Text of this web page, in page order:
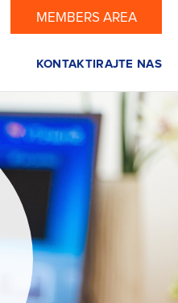
MEMBERS AREA
KONTAKTIRAJTE NAS